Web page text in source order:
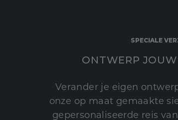
SPECIALE
ONTWERP
Verander je eigen
onze op maat gemaakte
gepersonaliseerde reis